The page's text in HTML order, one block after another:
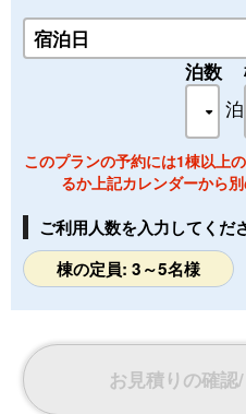
冷暖房完備の直径7Mのドー
テントに隣接して食事スペー
ライベート空間をご用意してお
宿泊日
泊数
泊
このプランの予約には1棟以上
るか上記カレンダーから
ご利用人数を入力してくだ
棟の定員: 3～5名様
お見積りの確認